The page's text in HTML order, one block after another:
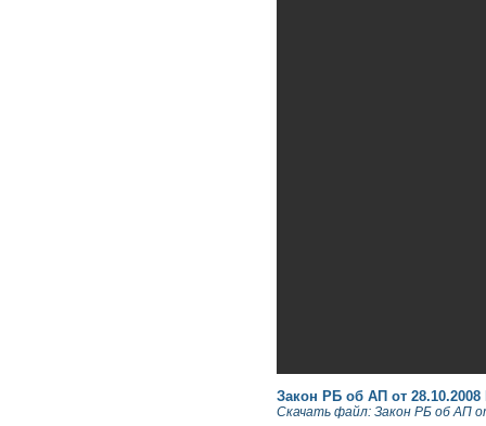
Закон РБ об АП от 28.10.2008
Скачать файл: Закон РБ об АП